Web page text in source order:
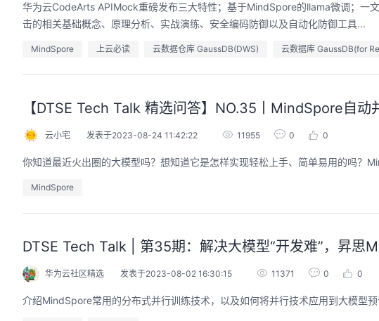
华为云CodeArts APIMock重磅发布三大特性；基于MindSpore的llama微调；一
击的相关基础概念、原理分析、实战演练、安全编码防御以及自动化防御工具...
MindSpore 上云必读 云数据仓库 GaussDB(DWS) 云数据库 GaussDB(for
【DTSE Tech Talk 精选问答】NO.35丨MindSpore自动
云小宅 发表于2023-08-24 11:42:22 11955 0 0
你知道最近火出圈的大模型吗？想知道它是怎样实现轻松上手、简单易用的吗？
MindSpore
DTSE Tech Talk | 第35期：解决大模型“开发难”，昇思
华为云社区精选 发表于2023-08-02 16:30:15 11371 0 0
介绍MindSpore常用的分布式并行训练技术，以及如何将并行技术应用到大模型预